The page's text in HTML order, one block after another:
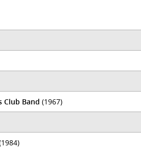
Club Band (1967)